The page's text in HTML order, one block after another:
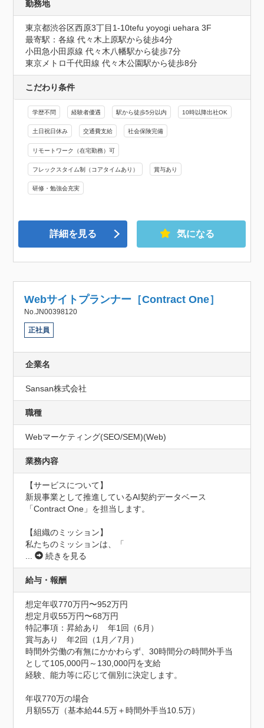
勤務地
東京都渋谷区西原3丁目1-10tefu yoyogi uehara 3F
最寄駅：各線 代々木上原駅から徒歩4分
小田急小田原線 代々木八幡駅から徒歩7分
東京メトロ千代田線 代々木公園駅から徒歩8分
こだわり条件
学歴不問 経験者優遇 駅から徒歩5分以内 10時以降出社OK
土日祝日休み 交通費支給 社会保険完備
リモートワーク（在宅勤務）可
フレックスタイム制（コアタイムあり） 賞与あり
研修・勉強会充実
詳細を見る 気になる
Webサイトプランナー［Contract One］
No.JN00398120
正社員
企業名
Sansan株式会社
職種
Webマーケティング(SEO/SEM)(Web)
業務内容
【サービスについて】
新規事業として推進しているAI契約データベース
「Contract One」を担当します。
【組織のミッション】
私たちのミッションは、「
...
続きを見る
給与・報酬
想定年収770万円〜952万円
想定月収55万円〜68万円
特記事項：昇給あり　年1回（6月）
賞与あり　年2回（1月／7月）
時間外労働の有無にかかわらず、30時間分の時間外手当
として105,000円～130,000円を支給
経験、能力等に応じて個別に決定します。
年収770万の場合
月額55万（基本給44.5万＋時間外手当10.5万）